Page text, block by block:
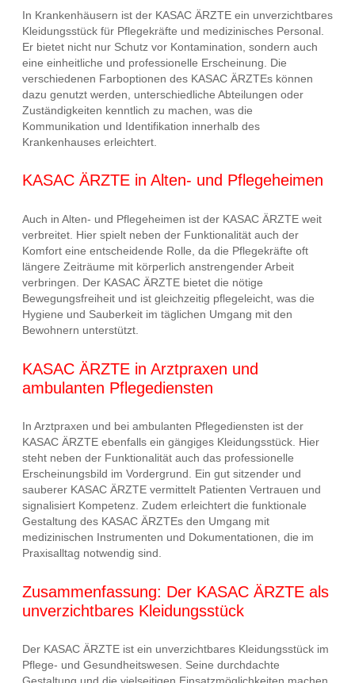
In Krankenhäusern ist der KASAC ÄRZTE ein unverzichtbares
Kleidungsstück für Pflegekräfte und medizinisches Personal.
Er bietet nicht nur Schutz vor Kontamination, sondern auch
eine einheitliche und professionelle Erscheinung. Die
verschiedenen Farboptionen des KASAC ÄRZTEs können
dazu genutzt werden, unterschiedliche Abteilungen oder
Zuständigkeiten kenntlich zu machen, was die
Kommunikation und Identifikation innerhalb des
Krankenhauses erleichtert.
KASAC ÄRZTE in Alten- und Pflegeheimen
Auch in Alten- und Pflegeheimen ist der KASAC ÄRZTE weit
verbreitet. Hier spielt neben der Funktionalität auch der
Komfort eine entscheidende Rolle, da die Pflegekräfte oft
längere Zeiträume mit körperlich anstrengender Arbeit
verbringen. Der KASAC ÄRZTE bietet die nötige
Bewegungsfreiheit und ist gleichzeitig pflegeleicht, was die
Hygiene und Sauberkeit im täglichen Umgang mit den
Bewohnern unterstützt.
KASAC ÄRZTE in Arztpraxen und
ambulanten Pflegediensten
In Arztpraxen und bei ambulanten Pflegediensten ist der
KASAC ÄRZTE ebenfalls ein gängiges Kleidungsstück. Hier
steht neben der Funktionalität auch das professionelle
Erscheinungsbild im Vordergrund. Ein gut sitzender und
sauberer KASAC ÄRZTE vermittelt Patienten Vertrauen und
signalisiert Kompetenz. Zudem erleichtert die funktionale
Gestaltung des KASAC ÄRZTEs den Umgang mit
medizinischen Instrumenten und Dokumentationen, die im
Praxisalltag notwendig sind.
Zusammenfassung: Der KASAC ÄRZTE als
unverzichtbares Kleidungsstück
Der KASAC ÄRZTE ist ein unverzichtbares Kleidungsstück im
Pflege- und Gesundheitswesen. Seine durchdachte